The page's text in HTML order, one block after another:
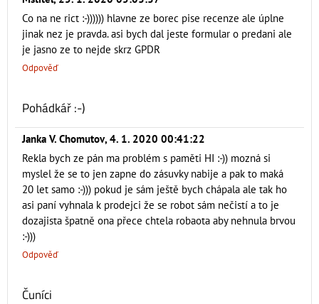
Co na ne rict :-)))))) hlavne ze borec pise recenze ale úplne
jinak nez je pravda. asi bych dal jeste formular o predani ale
je jasno ze to nejde skrz GPDR
Odpověď
Pohádkář :-)
Janka V. Chomutov,4. 1. 2020 00:41:22
Rekla bych ze pán ma problém s paměti HI :-)) mozná si
myslel že se to jen zapne do zásuvky nabije a pak to maká
20 let samo :-))) pokud je sám ještě bych chápala ale tak ho
asi paní vyhnala k prodejci že se robot sám nečistí a to je
dozajista špatně ona přece chtela robaota aby nehnula brvou
:-)))
Odpověď
Čuníci